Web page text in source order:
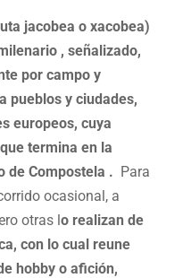
jacobea o xacobea)
, señalizado,
por campo y
pueblos y ciudades,
europeos, cuya
termina en la
de Compostela . Para
ocasional, a
otras lo realizan de
con lo cual reune
hobby o afición,